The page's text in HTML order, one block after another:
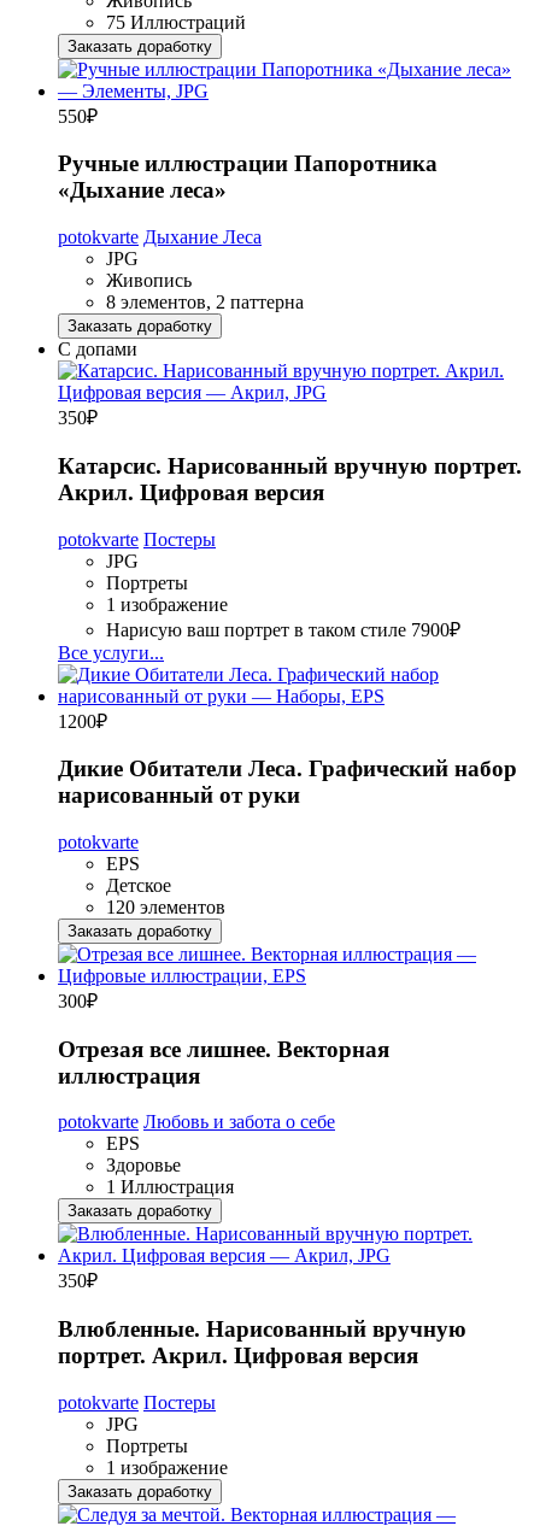
75 Иллюстраций
Заказать доработку
550₽
Ручные иллюстрации Папоротника
«Дыхание леса»
potokvarte Дыхание Леса
JPG
Живопись
8 элементов, 2 паттерна
Заказать доработку
С допами
350₽
Катарсис. Нарисованный вручную портрет.
Акрил. Цифровая версия
potokvarte Постеры
JPG
Портреты
1 изображение
Нарисую ваш портрет в таком стиле 7900₽
Все услуги...
1200₽
Дикие Обитатели Леса. Графический набор
нарисованный от руки
potokvarte
EPS
Детское
120 элементов
Заказать доработку
300₽
Отрезая все лишнее. Векторная
иллюстрация
potokvarte Любовь и забота о себе
EPS
Здоровье
1 Иллюстрация
Заказать доработку
350₽
Влюбленные. Нарисованный вручную
портрет. Акрил. Цифровая версия
potokvarte Постеры
JPG
Портреты
1 изображение
Заказать доработку